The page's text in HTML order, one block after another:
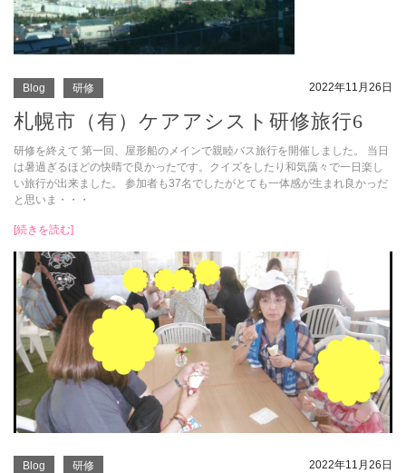
Blog 研修 2022年11月26日
札幌市（有）ケアアシスト研修旅行6
研修を終えて 第一回、屋形船のメインで親睦バス旅行を開催しました。 当日
は暑過ぎるほどの快晴で良かったです。クイズをしたり和気藹々で一日楽し
い旅行が出来ました。 参加者も37名でしたがとても一体感が生まれ良かっだ
と思いま・・・
[続きを読む]
Blog 研修 2022年11月26日